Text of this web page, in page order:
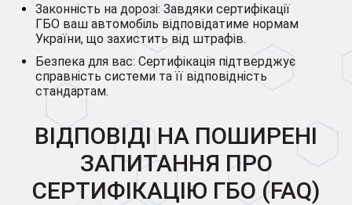
Законність на дорозі: Завдяки сертифікації
ГБО ваш автомобіль відповідатиме нормам
України, що захистить від штрафів.
Безпека для вас: Сертифікація підтверджує
справність системи та її відповідність
стандартам.
ВІДПОВІДІ НА ПОШИРЕНІ
ЗАПИТАННЯ ПРО
СЕРТИФІКАЦІЮ ГБО (FAQ)